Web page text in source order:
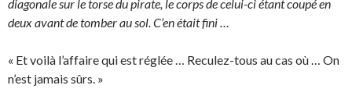
diagonale sur le torse du pirate, le corps de celui-ci étant coupé en
deux avant de tomber au sol. C’en était fini …
« Et voilà l’affaire qui est réglée … Reculez-tous au cas où … On
n’est jamais sûrs. »